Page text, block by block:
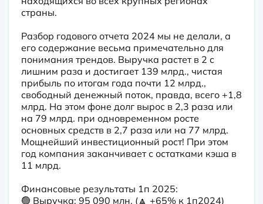
страны.
Разбор годового отчета 2024 мы не делали, а
его содержание весьма примечательно для
понимания трендов. Выручка растет в 2 с
лишним раза и достигает 139 млрд., чистая
прибыль по итогам года почти 12 млрд.,
свободный денежный поток, правда, всего +1,8
млрд. На этом фоне долг вырос в 2,3 раза или
на 79 млрд. при одновременном росте
основных средств в 2,7 раза или на 77 млрд.
Мощнейший инвестиционный рост! При этом
год компания заканчивает с остатками кэша в
11 млрд.
Финансовые результаты 1п 2025:
🟢 Выручка: 95 090 млн. (🔼 +65% к 1п2024)